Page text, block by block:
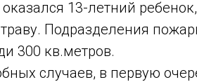
13-летний
Подразделения
300 кв.метров.
случаев, в первую